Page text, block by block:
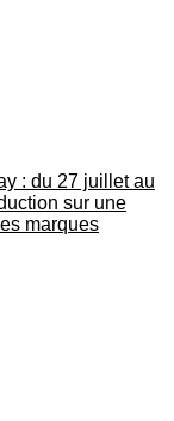
: du 27 juillet au
sur une
marques